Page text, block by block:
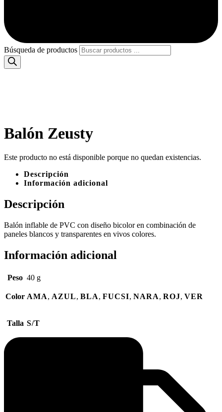
Búsqueda de productos
Balón Zeusty
Este producto no está disponible porque no quedan existencias.
Descripción
Información adicional
Descripción
Balón inflable de PVC con diseño bicolor en combinación de
paneles blancos y transparentes en vivos colores.
Información adicional
Peso 40 g
Color AMA, AZUL, BLA, FUCSI, NARA, ROJ, VER
Talla S/T